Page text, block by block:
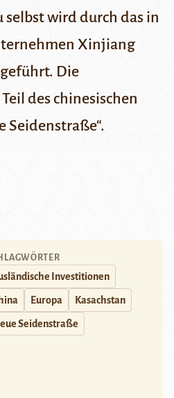
selbst wird durch das in
Xinjiang
Die
des chinesischen
Seidenstraße“.
Investitionen
Europa Kasachstan
Seidenstraße